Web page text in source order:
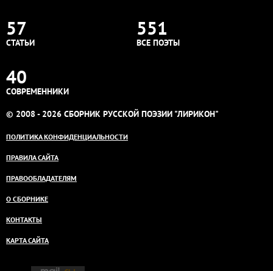
57
СТАТЬИ
551
ВСЕ ПОЭТЫ
40
СОВРЕМЕННИКИ
© 2008 - 2026 СБОРНИК РУССКОЙ ПОЭЗИИ "ЛИРИКОН"
ПОЛИТИКА КОНФИДЕНЦИАЛЬНОСТИ
ПРАВИЛА САЙТА
ПРАВООБЛАДАТЕЛЯМ
О СБОРНИКЕ
КОНТАКТЫ
КАРТА САЙТА